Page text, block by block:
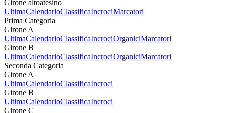
Girone altoatesino
UltimaCalendarioClassificaIncrociMarcatori
Prima Categoria
Girone A
UltimaCalendarioClassificaIncrociOrganiciMarcatori
Girone B
UltimaCalendarioClassificaIncrociOrganiciMarcatori
Seconda Categoria
Girone A
UltimaCalendarioClassificaIncroci
Girone B
UltimaCalendarioClassificaIncroci
Girone C